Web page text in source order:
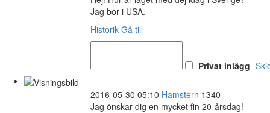
Jag bor i USA.
Historik Gå till
Privat inlägg
2016-05-30 05:10 Hamstern 1340
Jag önskar dig en mycket fin 20-årsdag!